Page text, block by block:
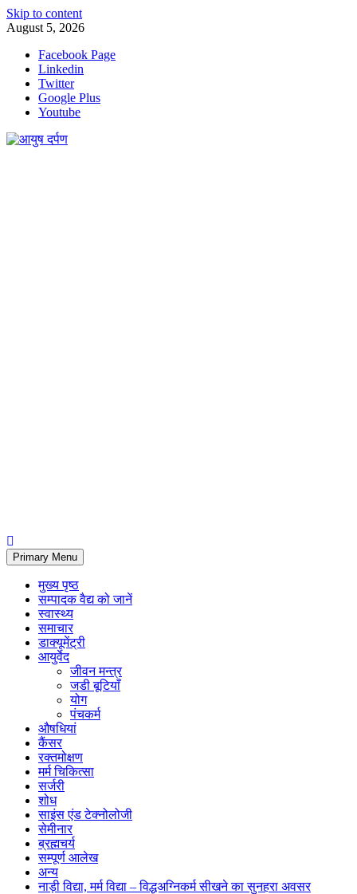
Skip to content
August 5, 2026
Facebook Page
Linkedin
Twitter
Google Plus
Youtube
Primary Menu
मुख्य पृष्ठ
सम्पादक वैद्य को जानें
स्वास्थ्य
समाचार
डाक्यूमेंट्री
आयुर्वेद
जीवन मन्त्र
जडी बूटियाँ
योग
पंचकर्म
औषधियां
कैंसर
रक्तमोक्षण
मर्म चिकित्सा
सर्जरी
शोध
साइंस एंड टेक्नोलोजी
सेमीनार
ब्रह्मचर्य
सम्पूर्ण आलेख
अन्य
नाड़ी विद्या, मर्म विद्या – विद्धअग्निकर्म सीखने का सुनहरा अवसर